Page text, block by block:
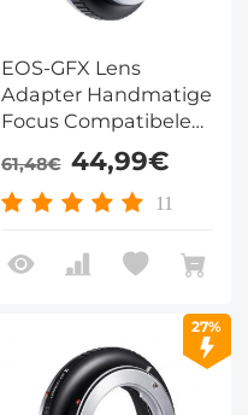
EOS-GFX Lens
Adapter Handmatige
Focus Compatibele
Canon EOS EF DSLR
Lenzen voor Fuji GFX
Camera Lichaam
61,48€ 44,99€
11
27%